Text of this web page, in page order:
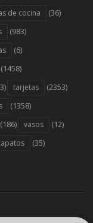
de cocina (36)
(983)
(6)
(1458)
tarjetas (2353)
(1358)
(186) vasos (12)
(35)